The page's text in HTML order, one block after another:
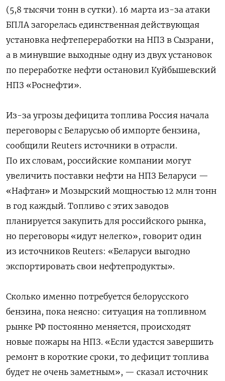
(5,8 тысячи тонн в сутки). 16 марта из-за атаки
БПЛА загорелась единственная действующая
установка нефтепереработки на НПЗ в Сызрани,
а в минувшие выходные одну из двух установок
по переработке нефти остановил Куйбышевский
НПЗ «Роснефти».
Из-за угрозы дефицита топлива Россия начала
переговоры с Беларусью об импорте бензина,
сообщили Reuters источники в отрасли.
По их словам, российские компании могут
увеличить поставки нефти на НПЗ Беларуси —
«Нафтан» и Мозырский мощностью 12 млн тонн
в год каждый. Топливо с этих заводов
планируется закупить для российского рынка,
но переговоры «идут нелегко», говорит один
из источников Reuters: «Беларуси выгодно
экспортировать свои нефтепродукты».
Сколько именно потребуется белорусского
бензина, пока неясно: ситуация на топливном
рынке РФ постоянно меняется, происходят
новые пожары на НПЗ. «Если удастся завершить
ремонт в короткие сроки, то дефицит топлива
будет не очень заметным», — сказал источник